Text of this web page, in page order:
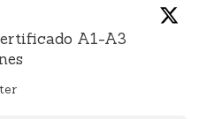
A1-A3